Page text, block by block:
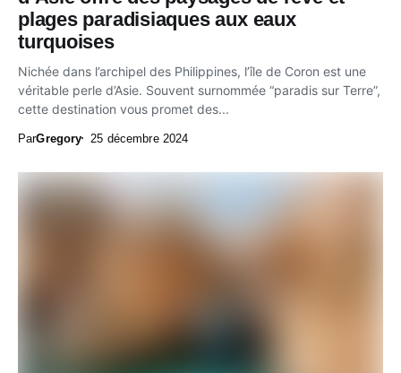
plages paradisiaques aux eaux
turquoises
Nichée dans l’archipel des Philippines, l’île de Coron est une
véritable perle d’Asie. Souvent surnommée “paradis sur Terre”,
cette destination vous promet des...
ParGregory 25 décembre 2024